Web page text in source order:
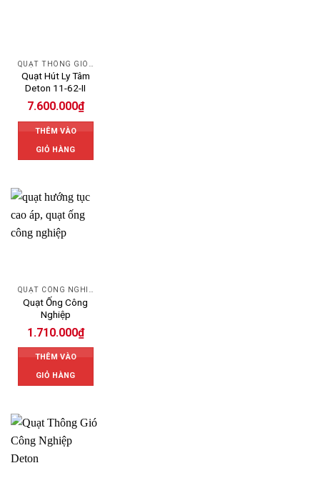
Quạt Hút Ly Tâm
Deton 11-62-II
7.600.000₫
THÊM VÀO
GIỎ HÀNG
Quạt Ống Công
Nghiệp
1.710.000₫
THÊM VÀO
GIỎ HÀNG